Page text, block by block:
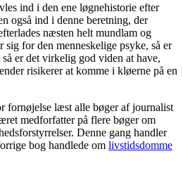
ind i den ene løgnehistorie efter
også ind i denne beretning, der
næsten helt mundlam og
sig for den menneskelige psyke, så er
så er det virkelig god viden at have,
risikerer at komme i kløerne på en
fornøjelse læst alle bøger af journalist
medforfatter på flere bøger om
Denne gang handler
bog handlede om livstidsdomme